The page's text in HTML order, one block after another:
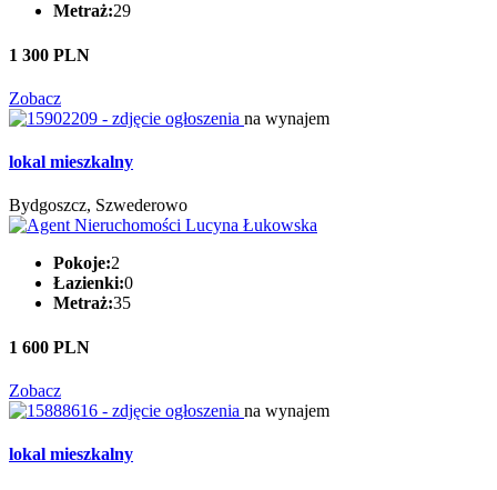
Metraż:29
1 300 PLN
Zobacz
na wynajem
lokal mieszkalny
Bydgoszcz, Szwederowo
Pokoje:2
Łazienki:0
Metraż:35
1 600 PLN
Zobacz
na wynajem
lokal mieszkalny